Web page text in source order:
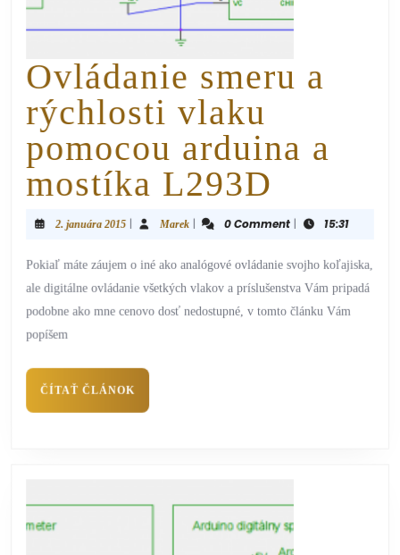
Ovládanie smeru a
rýchlosti vlaku
pomocou arduina a
mostíka L293D
2. januára 2015 | Marek | 0 Comment | 15:31
Pokiaľ máte záujem o iné ako analógové ovládanie svojho koľajiska,
ale digitálne ovládanie všetkých vlakov a príslušenstva Vám pripadá
podobne ako mne cenovo dosť nedostupné, v tomto článku Vám
popíšem
ČÍTAŤ ČLÁNOK